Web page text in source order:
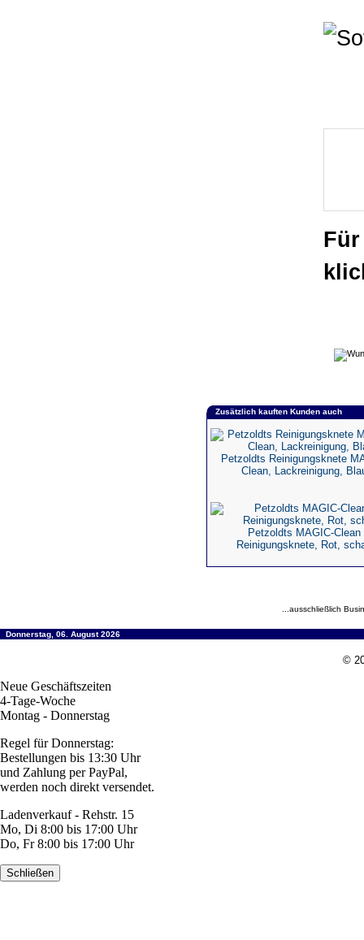
Zusätzlich kauften Kunden auch
Petzoldts Reinigungsknete
Clean, Lackreinigung,
Petzoldts MAGIC-Clean
Reinigungsknete, Rot,
...ausschließlich
Donnerstag, 06. August 2026
©
Neue Geschäftszeiten
4-Tage-Woche
Montag - Donnerstag
Regel für Donnerstag:
Bestellungen bis 13:30 Uhr
und Zahlung per PayPal,
werden noch direkt versendet.
Ladenverkauf - Rehstr. 15
Mo, Di 8:00 bis 17:00 Uhr
Do, Fr 8:00 bis 17:00 Uhr
Schließen